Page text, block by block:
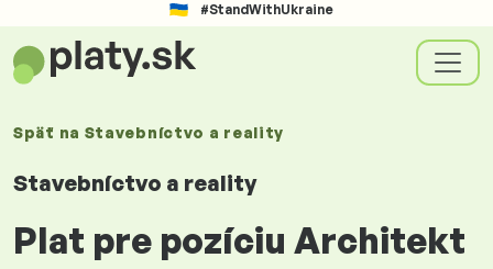
#StandWithUkraine
Späť na Stavebníctvo a reality
Stavebníctvo a reality
Plat pre pozíciu Architekt